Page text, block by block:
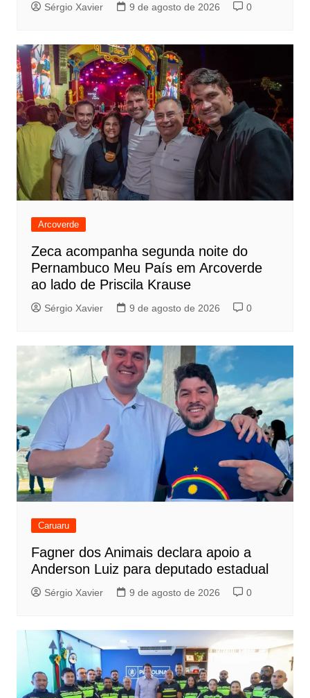
Sérgio Xavier 9 de agosto de 2026 0
Arcoverde
Zeca acompanha segunda noite do
Pernambuco Meu País em Arcoverde
ao lado de Priscila Krause
Sérgio Xavier 9 de agosto de 2026 0
Caruaru
Fagner dos Animais declara apoio a
Anderson Luiz para deputado estadual
Sérgio Xavier 9 de agosto de 2026 0